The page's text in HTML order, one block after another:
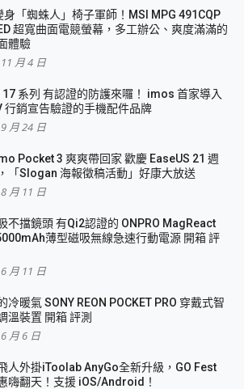
身「蜘蛛人」椅子軍師！MSI MPG 491CQP
超寬曲面電競螢幕，多工辦公、爽度滿滿的
體驗
月 4 日
系列 有認證的防護來囉！ imos 首家導入
行銷宣告驗證的手機配件品牌
月 24 日
Pocket 3 爽爽帶回家 歡慶 EaseUS 21 週
「Slogan 海報徵稿活動」好康大放送
月 11 日
不擋鏡頭 有Qi2認證的 ONPRO MagReact
薄型磁吸無線急速行動電源 開箱 評
月 11 日
冷暖氣 SONY REON POCKET PRO 穿戴式智
溫裝置 開箱 評測
月 6 日
人外掛iToolab AnyGo全新升級，GO Fest
嗨翻天！支援 iOS/Android！